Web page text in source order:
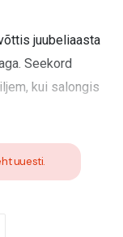
juubeliaasta
Seekord
kui salongis
uuesti.